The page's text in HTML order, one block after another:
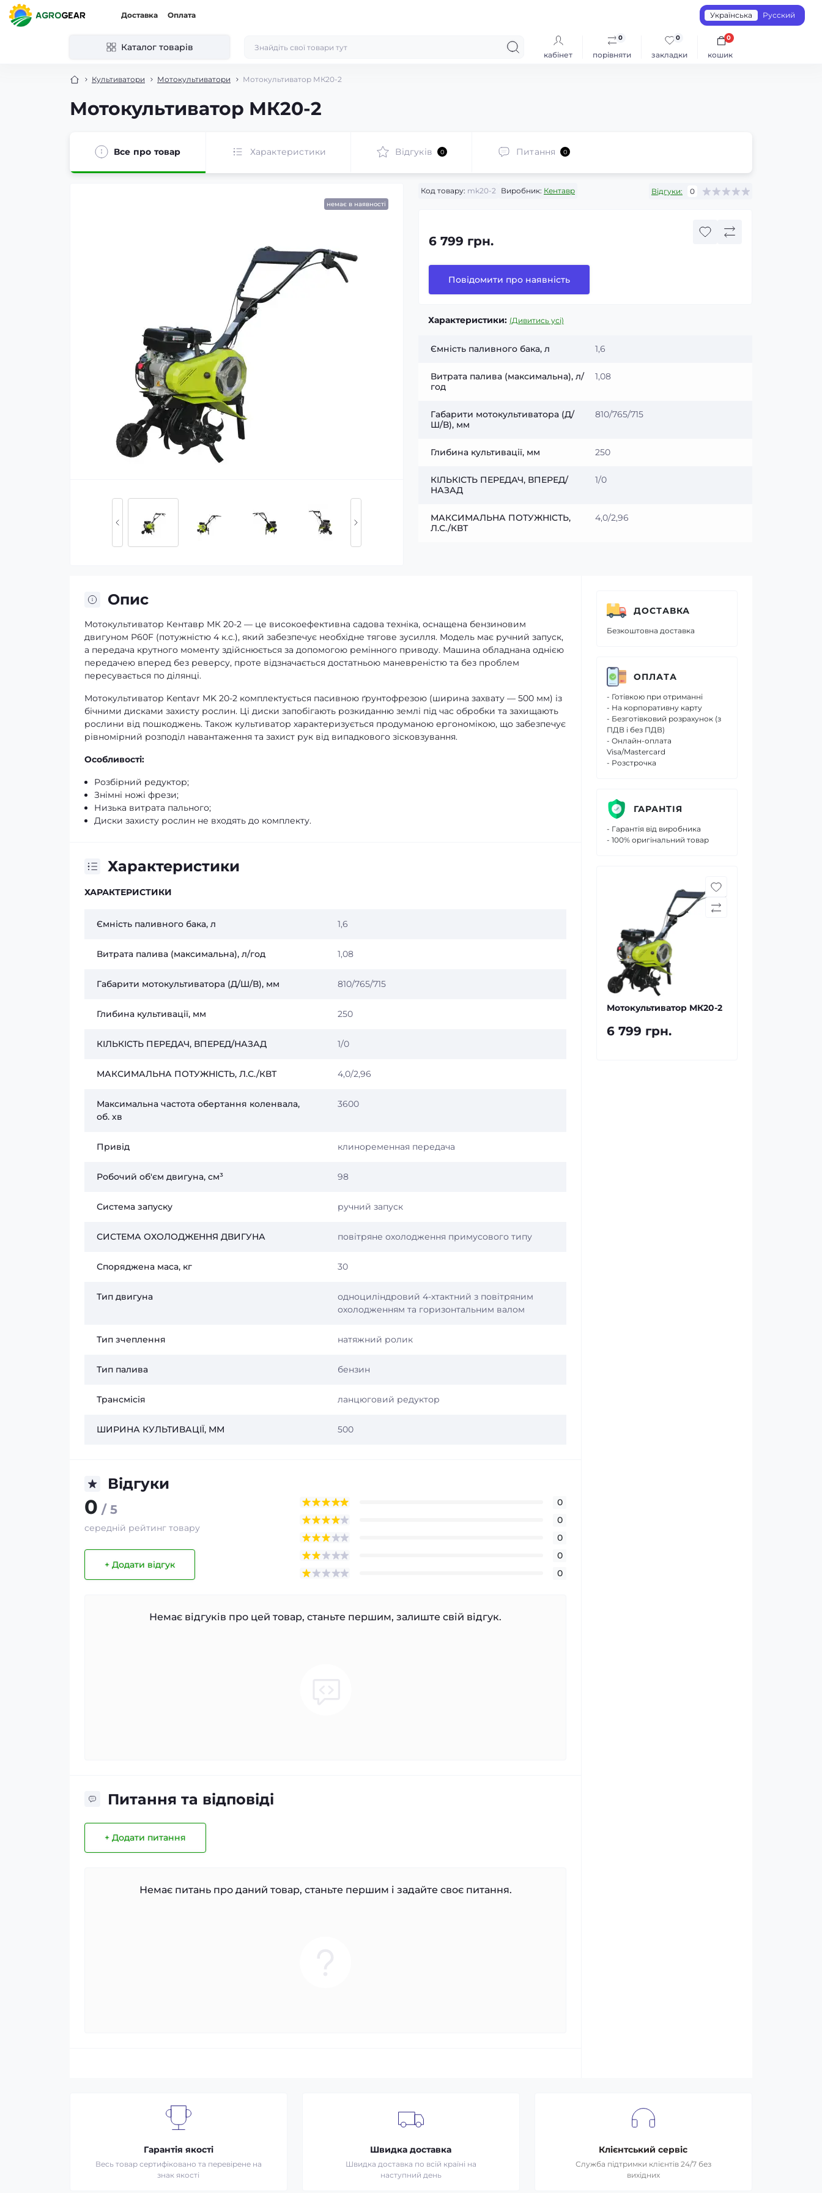
Доставка Оплата Українська Русский
Каталог товарів
кабінет порівняти
0
закладки
0
кошик
0
Культиватори Мотокультиватори Мотокультиватор МК20-2
Мотокультиватор МК20-2
Все про товар Характеристики Відгуків 0 Питання 0
немає в наявності
Код товару: mk20-2 Виробник: Кентавр Відгуки: 0
6 799 грн.
Повідомити про наявність
Характеристики: (Дивитись усі)
Ємність паливного бака, л 1,6
Витрата палива (максимальна), л/
год
1,08
Габарити мотокультиватора (Д/
Ш/В), мм
810/765/715
Глибина культивації, мм 250
КІЛЬКІСТЬ ПЕРЕДАЧ, ВПЕРЕД/
НАЗАД
1/0
МАКСИМАЛЬНА ПОТУЖНІСТЬ,
Л.С./КВТ
4,0/2,96
Опис
Мотокультиватор Кентавр МК 20-2 — це високоефективна садова техніка, оснащена бензиновим
двигуном P60F (потужністю 4 к.с.), який забезпечує необхідне тягове зусилля. Модель має ручний запуск,
а передача крутного моменту здійснюється за допомогою ремінного приводу. Машина обладнана однією
передачею вперед без реверсу, проте відзначається достатньою маневреністю та без проблем
пересувається по ділянці.
Мотокультиватор Kentavr MK 20-2 комплектується пасивною ґрунтофрезою (ширина захвату — 500 мм) із
бічними дисками захисту рослин. Ці диски запобігають розкиданню землі під час обробки та захищають
рослини від пошкоджень. Також культиватор характеризується продуманою ергономікою, що забезпечує
рівномірний розподіл навантаження та захист рук від випадкового зісковзування.
Особливості:
Розбірний редуктор;
Знімні ножі фрези;
Низька витрата пального;
Диски захисту рослин не входять до комплекту.
Характеристики
ХАРАКТЕРИСТИКИ
Ємність паливного бака, л 1,6
Витрата палива (максимальна), л/год 1,08
Габарити мотокультиватора (Д/Ш/В), мм 810/765/715
Глибина культивації, мм 250
КІЛЬКІСТЬ ПЕРЕДАЧ, ВПЕРЕД/НАЗАД 1/0
МАКСИМАЛЬНА ПОТУЖНІСТЬ, Л.С./КВТ 4,0/2,96
Максимальна частота обертання коленвала,
об. хв
3600
Привід клиноременная передача
Робочий об'єм двигуна, см³ 98
Система запуску ручний запуск
СИСТЕМА ОХОЛОДЖЕННЯ ДВИГУНА повітряне охолодження примусового типу
Споряджена маса, кг 30
Тип двигуна
одноциліндровий 4-хтактний з повітряним
охолодженням та горизонтальним валом
Тип зчеплення натяжний ролик
Тип палива бензин
Трансмісія ланцюговий редуктор
ШИРИНА КУЛЬТИВАЦІЇ, ММ 500
Відгуки
0 / 5
середній рейтинг товару
+ Додати відгук
0
0
0
0
0
Немає відгуків про цей товар, станьте першим, залиште свій відгук.
Питання та відповіді
+ Додати питання
Немає питань про даний товар, станьте першим і задайте своє питання.
ДОСТАВКА
Безкоштовна доставка
ОПЛАТА
- Готівкою при отриманні
- На корпоративну карту
- Безготівковий розрахунок (з
ПДВ і без ПДВ)
- Онлайн-оплата
Visa/Mastercard
- Розстрочка
ГАРАНТІЯ
- Гарантія від виробника
- 100% оригінальний товар
Мотокультиватор МК20-2
6 799 грн.
Гарантія якості
Весь товар сертифіковано та перевірене на
знак якості
Швидка доставка
Швидка доставка по всій країні на
наступний день
Клієнтський сервіс
Служба підтримки клієнтів 24/7 без
вихідних